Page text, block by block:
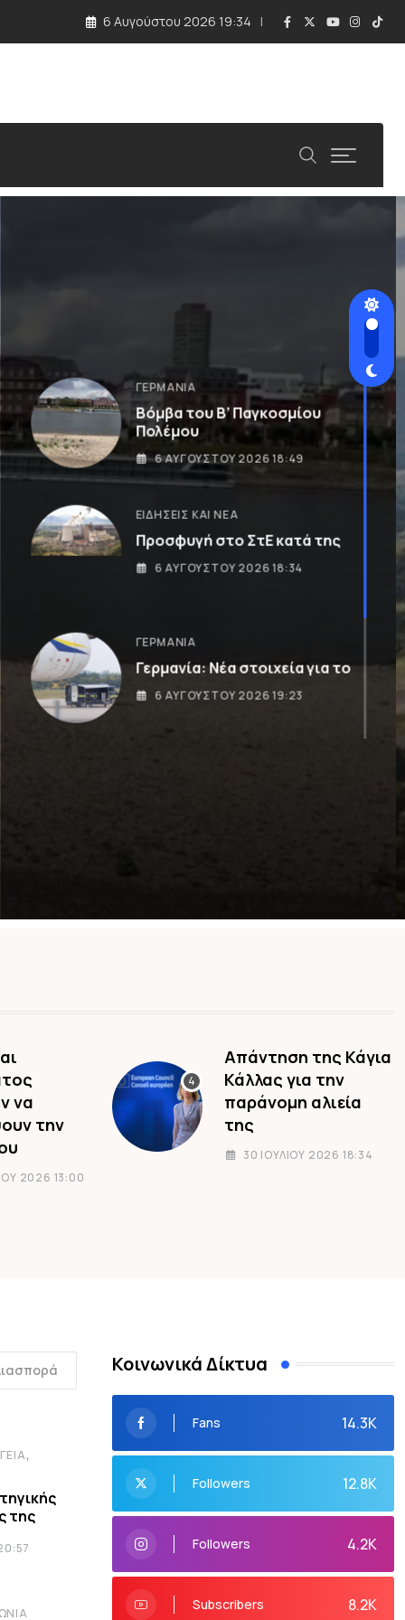
εφεδρεία της χώρας»
6 Αυγούστου 2026 19:34
Βόμβα του Β’ Παγκοσμίου
Πολέμου
Προσφυγή στο ΣτΕ κατά της
6 ΑΥΓΟΎΣΤΟΥ 2026 18:34
6 ΑΥΓΟΎΣΤΟΥ 2026 19:23
ΓΕΡΜΑΝΊΑ
Βόμβα του Β’ Παγκοσμίου
Πολέμου
6 ΑΥΓΟΎΣΤΟΥ 2026 18:49
ΕΙΔΉΣΕΙΣ ΚΑΙ ΝΈΑ
Προσφυγή στο ΣτΕ κατά της
6 ΑΥΓΟΎΣΤΟΥ 2026 18:34
ΓΕΡΜΑΝΊΑ
Γερμανία: Νέα στοιχεία για το
6 ΑΥΓΟΎΣΤΟΥ 2026 19:23
Προσφυγή στο ΣτΕ κατά της
να
την
2026 13:00
Απάντηση της Κάγια
Κάλλας για την
παράνομη αλιεία
της
30 ΙΟΥΛΊΟΥ 2026 18:34
,
της
Κοινωνικά Δίκτυα
14.3K
Fans
12.8K
Followers
4.2K
Followers
8.2K
Subscribers